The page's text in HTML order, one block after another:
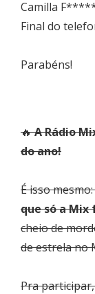
Camilla
Final do
Parabéns!
🔥A Rádio
do ano!
É isso mesmo:
que só a Mix
cheio de
de estrela no
Pra